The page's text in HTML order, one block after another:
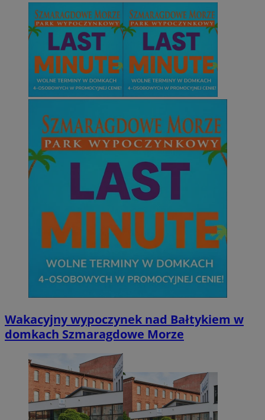
Wakacyjny wypoczynek nad Bałtykiem w
domkach Szmaragdowe Morze